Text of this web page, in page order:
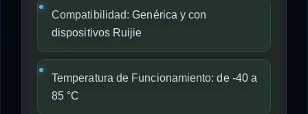
Compatibilidad: Genérica y con
dispositivos Ruijie
Temperatura de Funcionamiento: de -40 a
85 °C